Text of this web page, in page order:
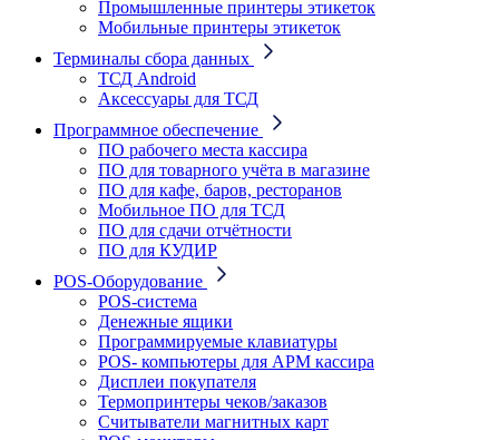
Промышленные принтеры этикеток
Мобильные принтеры этикеток
Терминалы сбора данных
ТСД Android
Аксессуары для ТСД
Программное обеспечение
ПО рабочего места кассира
ПО для товарного учёта в магазине
ПО для кафе, баров, ресторанов
Мобильное ПО для ТСД
ПО для сдачи отчётности
ПО для КУДИР
POS-Оборудование
POS-система
Денежные ящики
Программируемые клавиатуры
POS- компьютеры для АРМ кассира
Дисплеи покупателя
Термопринтеры чеков/заказов
Считыватели магнитных карт